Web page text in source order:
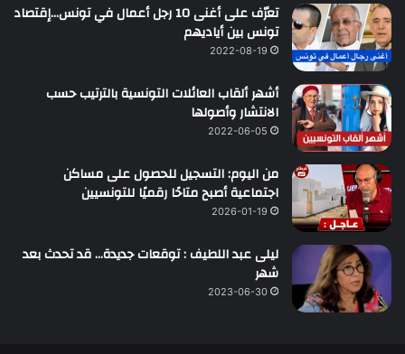
تعرّف على أغنى 10 رجل أعمال في تونس…إقتصاد
تونس بين أياديهم
2022-08-19
أشهر ألقاب العائلات التونسية بالترتيب حسب
الانتشار وأصولها
2022-06-05
من اليوم: التسجيل للحصول على مساكن
اجتماعية أصبح متاحًا رقميًا للتونسيين
2026-01-19
ليلى عبد اللطيف : توقعات جديدة… قد تحدث بعد
شهر
2023-06-30